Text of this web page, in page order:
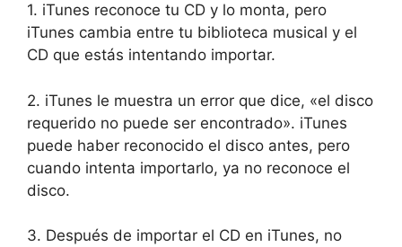
1. iTunes reconoce tu CD y lo monta, pero
iTunes cambia entre tu biblioteca musical y el
CD que estás intentando importar.
2. iTunes le muestra un error que dice, «el disco
requerido no puede ser encontrado». iTunes
puede haber reconocido el disco antes, pero
cuando intenta importarlo, ya no reconoce el
disco.
3. Después de importar el CD en iTunes, no